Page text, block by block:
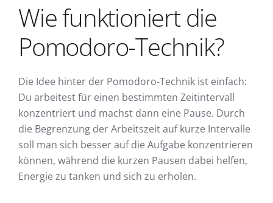
Wie funktioniert die
Pomodoro-Technik?
Die Idee hinter der Pomodoro-Technik ist einfach:
Du arbeitest für einen bestimmten Zeitintervall
konzentriert und machst dann eine Pause. Durch
die Begrenzung der Arbeitszeit auf kurze Intervalle
soll man sich besser auf die Aufgabe konzentrieren
können, während die kurzen Pausen dabei helfen,
Energie zu tanken und sich zu erholen.